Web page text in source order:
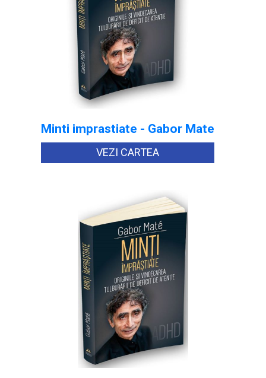
Minti imprastiate - Gabor Mate
VEZI CARTEA